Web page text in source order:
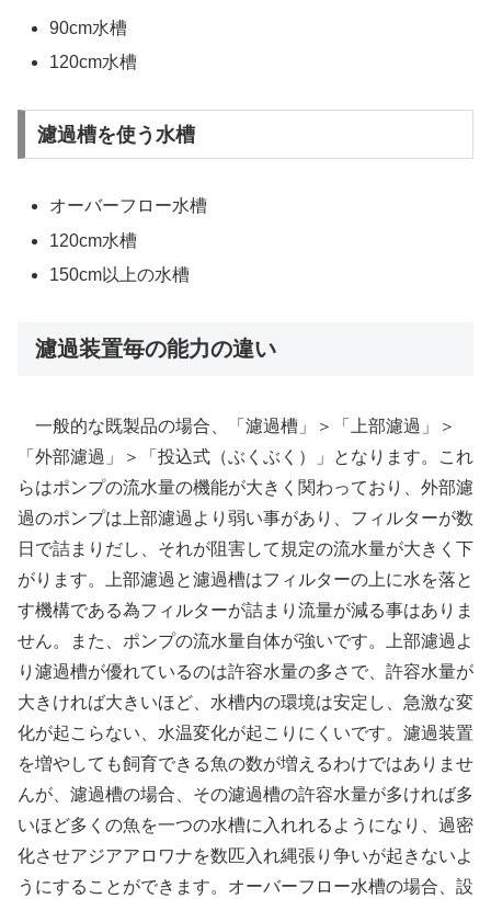
90cm水槽
120cm水槽
濾過槽を使う水槽
オーバーフロー水槽
120cm水槽
150cm以上の水槽
濾過装置毎の能力の違い
一般的な既製品の場合、「濾過槽」＞「上部濾過」＞
「外部濾過」＞「投込式（ぶくぶく）」となります。これ
らはポンプの流水量の機能が大きく関わっており、外部濾
過のポンプは上部濾過より弱い事があり、フィルターが数
日で詰まりだし、それが阻害して規定の流水量が大きく下
がります。上部濾過と濾過槽はフィルターの上に水を落と
す機構である為フィルターが詰まり流量が減る事はありま
せん。また、ポンプの流水量自体が強いです。上部濾過よ
り濾過槽が優れているのは許容水量の多さで、許容水量が
大きければ大きいほど、水槽内の環境は安定し、急激な変
化が起こらない、水温変化が起こりにくいです。濾過装置
を増やしても飼育できる魚の数が増えるわけではありませ
んが、濾過槽の場合、その濾過槽の許容水量が多ければ多
いほど多くの魚を一つの水槽に入れれるようになり、過密
化させアジアアロワナを数匹入れ縄張り争いが起きないよ
うにすることができます。オーバーフロー水槽の場合、設